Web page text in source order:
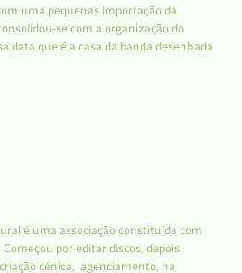
uma pequenas importação da
se com a organização do
data que é a casa da banda desenhada
é uma associação constituída com
por editar discos, depois
cénica, agenciamento, na